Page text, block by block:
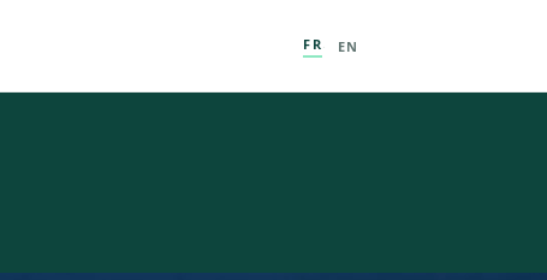
FR EN